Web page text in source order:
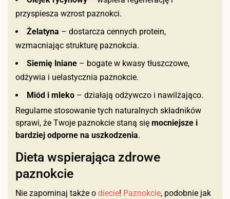
przyspiesza wzrost paznokci.
Żelatyna – dostarcza cennych protein,
wzmacniając strukturę paznokcia.
Siemię lniane – bogate w kwasy tłuszczowe,
odżywia i uelastycznia paznokcie.
Miód i mleko – działają odżywczo i nawilżająco.
Regularne stosowanie tych naturalnych składników
sprawi, że Twoje paznokcie staną się mocniejsze i
bardziej odporne na uszkodzenia.
Dieta wspierająca zdrowe
paznokcie
Nie zapominaj także o diecie! Paznokcie, podobnie jak